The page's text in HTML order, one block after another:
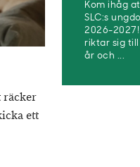
räcker
ett
Kom ihåg
SLC:s
2026-2027!
riktar sig till
år och ...